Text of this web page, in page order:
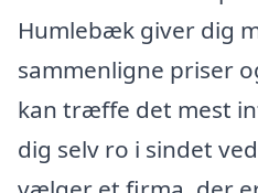
Humlebæk giver dig
sammenligne priser
kan træffe det mest
dig selv ro i sindet